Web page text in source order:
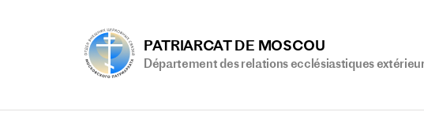
PATRIARCAT DE MOSCOU
Département des relations ecclésiastiques